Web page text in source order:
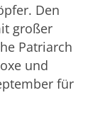
Den
großer
Patriarch
und
für